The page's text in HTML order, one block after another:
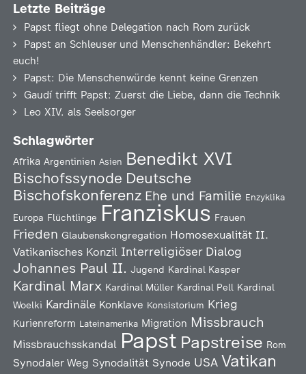
Letzte Beiträge
Papst fliegt ohne Delegation nach Rom zurück
Papst an Schleuser und Menschenhändler: Bekehrt
euch!
Papst: Die Menschenwürde kennt keine Grenzen
Gaudí trifft Papst: Zuerst die Liebe, dann die Technik
Leo XIV. als Seelsorger
Schlagwörter
Afrika Argentinien Asien Benedikt XVI
Bischofssynode Deutsche
Bischofskonferenz Ehe und Familie Enzyklika
Europa Flüchtlinge Franziskus Frauen
Frieden Glaubenskongregation Homosexualität II.
Vatikanisches Konzil Interreligiöser Dialog
Johannes Paul II. Jugend Kardinal Kasper
Kardinal Marx Kardinal Müller Kardinal Pell Kardinal
Woelki Kardinäle Konklave Konsistorium Krieg
Kurienreform Lateinamerika Migration Missbrauch
Missbrauchsskandal Papst Papstreise Rom
Synodaler Weg Synodalität Synode USA Vatikan